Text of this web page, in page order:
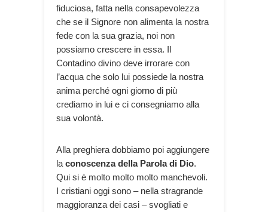
fiduciosa, fatta nella consapevolezza
che se il Signore non alimenta la nostra
fede con la sua grazia, noi non
possiamo crescere in essa. Il
Contadino divino deve irrorare con
l’acqua che solo lui possiede la nostra
anima perché ogni giorno di più
crediamo in lui e ci consegniamo alla
sua volontà.
Alla preghiera dobbiamo poi aggiungere
la conoscenza della Parola di Dio.
Qui si è molto molto molto manchevoli.
I cristiani oggi sono – nella stragrande
maggioranza dei casi – svogliati e